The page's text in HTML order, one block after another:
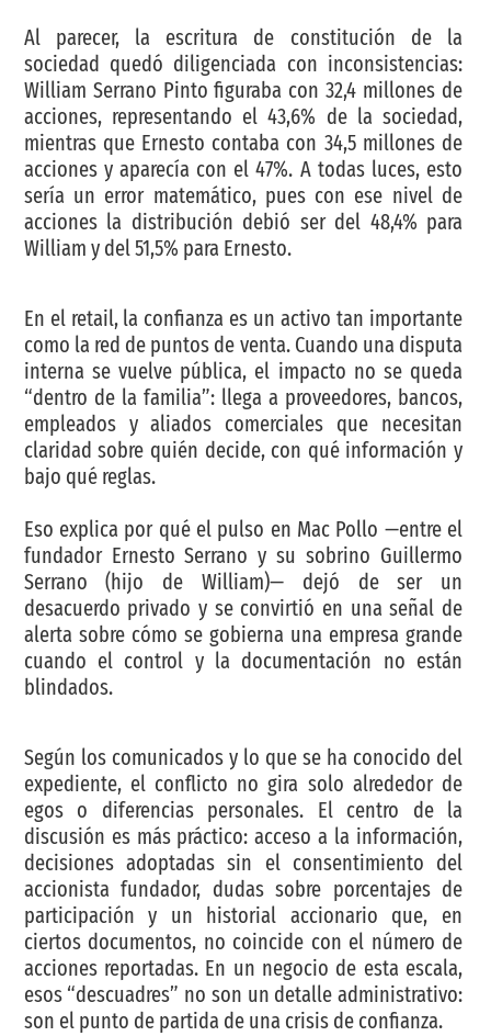
Al parecer, la escritura de constitución de la
sociedad quedó diligenciada con inconsistencias:
William Serrano Pinto figuraba con 32,4 millones de
acciones, representando el 43,6% de la sociedad,
mientras que Ernesto contaba con 34,5 millones de
acciones y aparecía con el 47%. A todas luces, esto
sería un error matemático, pues con ese nivel de
acciones la distribución debió ser del 48,4% para
William y del 51,5% para Ernesto.
En el retail, la confianza es un activo tan importante
como la red de puntos de venta. Cuando una disputa
interna se vuelve pública, el impacto no se queda
“dentro de la familia”: llega a proveedores, bancos,
empleados y aliados comerciales que necesitan
claridad sobre quién decide, con qué información y
bajo qué reglas.
Eso explica por qué el pulso en Mac Pollo —entre el
fundador Ernesto Serrano y su sobrino Guillermo
Serrano (hijo de William)— dejó de ser un
desacuerdo privado y se convirtió en una señal de
alerta sobre cómo se gobierna una empresa grande
cuando el control y la documentación no están
blindados.
Según los comunicados y lo que se ha conocido del
expediente, el conflicto no gira solo alrededor de
egos o diferencias personales. El centro de la
discusión es más práctico: acceso a la información,
decisiones adoptadas sin el consentimiento del
accionista fundador, dudas sobre porcentajes de
participación y un historial accionario que, en
ciertos documentos, no coincide con el número de
acciones reportadas. En un negocio de esta escala,
esos “descuadres” no son un detalle administrativo:
son el punto de partida de una crisis de confianza.